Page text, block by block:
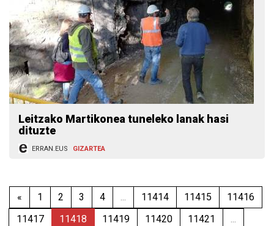
Leitzako Martikonea tuneleko lanak hasi
dituzte
ERRAN.EUS GIZARTEA
« 1 2 3 4 ... 11414 11415
11416
11417
11418 11419 11420 11421
...